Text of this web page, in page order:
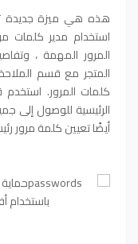
المرور المهمة ،
المتجر مع قسم
كلمات المرور. استخدم
الرئيسية للوصول إلى
أيضًا تعيين كلمة مرور